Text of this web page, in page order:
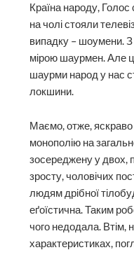
Країна народу,
на чолі стояли
випадку – шоумени.
мірою шаурмен. Але
шаурми народ у нас
локшини.
Маємо, отже,
монополію на
зосереджену у двох,
зросту, чоловічих
людям дрібної
еґоїстична. Таким
чого недодала. Втім,
характеристиках,